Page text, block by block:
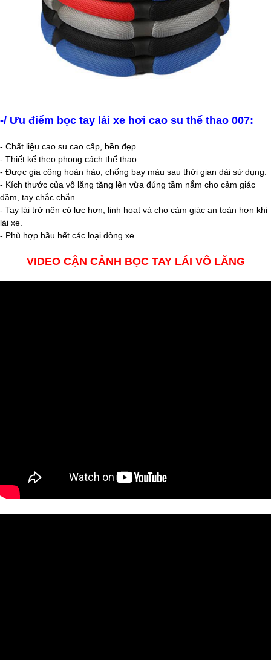
-/ Ưu điểm bọc tay lái xe hơi cao su thể thao 007:
- Chất liệu cao su cao cấp, bền đẹp
- Thiết kế theo phong cách thể thao
- Được gia công hoàn hảo, chống bay màu sau thời gian dài sử dụng.
- Kích thước của vô lăng tăng lên vừa đúng tầm nắm cho cảm giác
đầm, tay chắc chắn.
- Tay lái trở nên có lực hơn, linh hoạt và cho cảm giác an toàn hơn khi
lái xe.
- Phù hợp hầu hết các loại dòng xe.
VIDEO CẬN CẢNH BỌC TAY LÁI VÔ LĂNG